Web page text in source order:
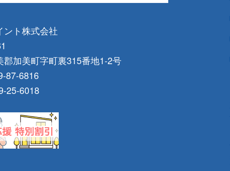
ント株式会社
郡加美町字町裏315番地1-2号
87-6816
25-6018